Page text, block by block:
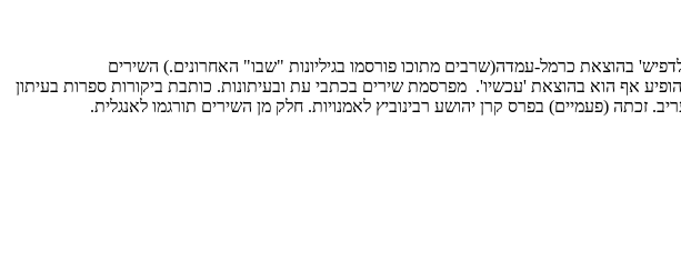
גולדפיש' בהוצאת כרמל-עמדה(שרבים מתוכו פורסמו בגיליונות "שבו" האחרונים.) השירים
אף הוא בהוצאת 'עכשיו'. מפרסמת שירים בכתבי עת ובעיתונות. כותבת ביקורות ספרות בעיתון
(פעמיים) בפרס קרן יהושע רבינוביץ לאמנויות. חלק מן השירים תורגמו לאנגלית.